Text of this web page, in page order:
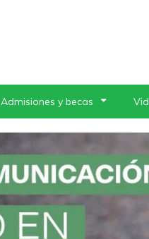
Admisiones y becas